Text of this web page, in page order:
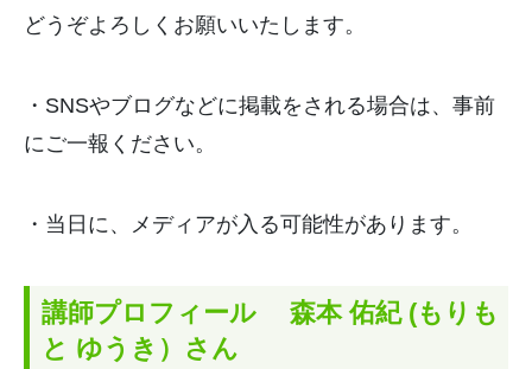
どうぞよろしくお願いいたします。
・SNSやブログなどに掲載をされる場合は、事前
にご一報ください。
・当日に、メディアが入る可能性があります。
講師プロフィール 森本 佑紀 (もりも
と ゆうき）さん